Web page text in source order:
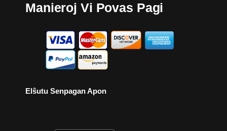
Manieroj Vi Povas Pagi
Elŝutu Senpagan Apon